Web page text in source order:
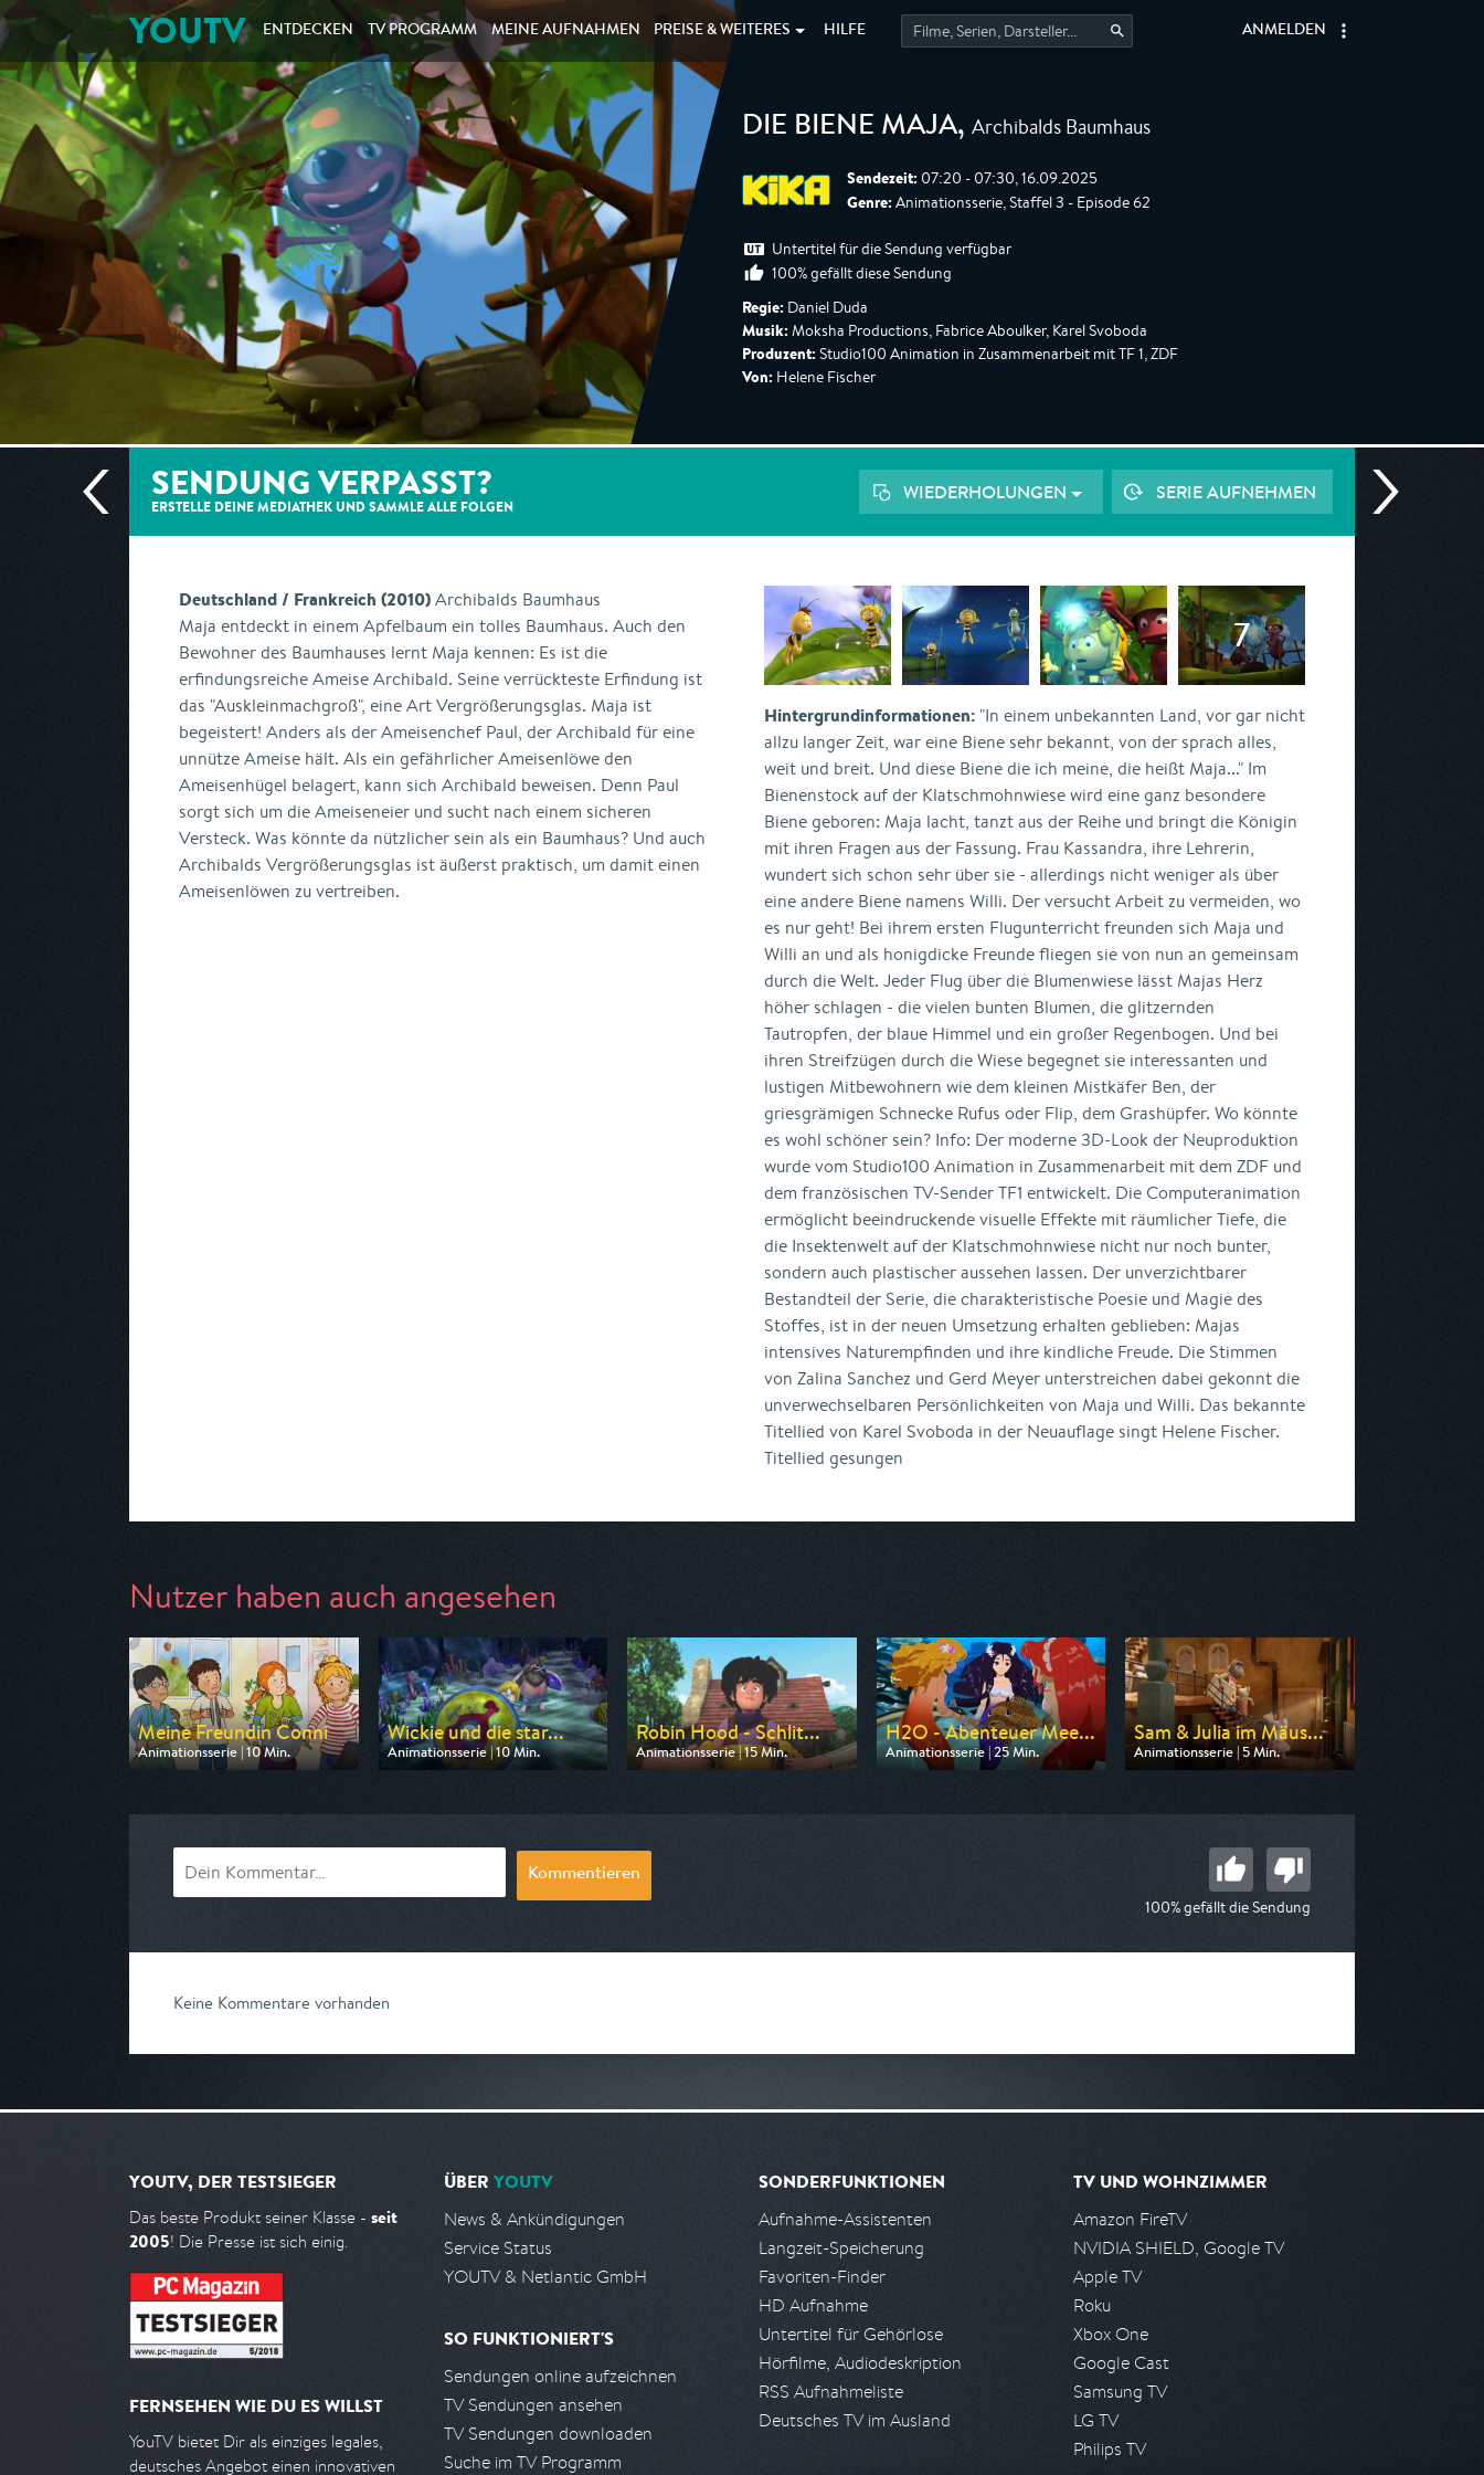
YOUTV ENTDECKEN TV PROGRAMM MEINE AUFNAHMEN PREISE & WEITERES HILFE ANMELDEN
DIE BIENE MAJA, Archibalds Baumhaus
Sendezeit: 07:20 - 07:30, 16.09.2025
Genre: Animationsserie, Staffel 3 - Episode 62
Untertitel für die Sendung verfügbar
100% gefällt diese Sendung
Regie: Daniel Duda
Musik: Moksha Productions, Fabrice Aboulker, Karel Svoboda
Produzent: Studio100 Animation in Zusammenarbeit mit TF 1, ZDF
Von: Helene Fischer
SENDUNG VERPASST?
ERSTELLE DEINE MEDIATHEK UND SAMMLE ALLE FOLGEN
SERIE AUFNEHMEN
WIEDERHOLUNGEN
Deutschland / Frankreich (2010)Archibalds Baumhaus
Maja entdeckt in einem Apfelbaum ein tolles Baumhaus. Auch den
Bewohner des Baumhauses lernt Maja kennen: Es ist die
erfindungsreiche Ameise Archibald. Seine verrückteste Erfindung ist
das "Auskleinmachgroß", eine Art Vergrößerungsglas. Maja ist
begeistert! Anders als der Ameisenchef Paul, der Archibald für eine
unnütze Ameise hält. Als ein gefährlicher Ameisenlöwe den
Ameisenhügel belagert, kann sich Archibald beweisen. Denn Paul
sorgt sich um die Ameiseneier und sucht nach einem sicheren
Versteck. Was könnte da nützlicher sein als ein Baumhaus? Und auch
Archibalds Vergrößerungsglas ist äußerst praktisch, um damit einen
Ameisenlöwen zu vertreiben.
Hintergrundinformationen: "In einem unbekannten Land, vor gar nicht
allzu langer Zeit, war eine Biene sehr bekannt, von der sprach alles,
weit und breit. Und diese Biene die ich meine, die heißt Maja..." Im
Bienenstock auf der Klatschmohnwiese wird eine ganz besondere
Biene geboren: Maja lacht, tanzt aus der Reihe und bringt die Königin
mit ihren Fragen aus der Fassung. Frau Kassandra, ihre Lehrerin,
wundert sich schon sehr über sie - allerdings nicht weniger als über
eine andere Biene namens Willi. Der versucht Arbeit zu vermeiden, wo
es nur geht! Bei ihrem ersten Flugunterricht freunden sich Maja und
Willi an und als honigdicke Freunde fliegen sie von nun an gemeinsam
durch die Welt. Jeder Flug über die Blumenwiese lässt Majas Herz
höher schlagen - die vielen bunten Blumen, die glitzernden
Tautropfen, der blaue Himmel und ein großer Regenbogen. Und bei
ihren Streifzügen durch die Wiese begegnet sie interessanten und
lustigen Mitbewohnern wie dem kleinen Mistkäfer Ben, der
griesgrämigen Schnecke Rufus oder Flip, dem Grashüpfer. Wo könnte
es wohl schöner sein? Info: Der moderne 3D-Look der Neuproduktion
wurde vom Studio100 Animation in Zusammenarbeit mit dem ZDF und
dem französischen TV-Sender TF1 entwickelt. Die Computeranimation
ermöglicht beeindruckende visuelle Effekte mit räumlicher Tiefe, die
die Insektenwelt auf der Klatschmohnwiese nicht nur noch bunter,
sondern auch plastischer aussehen lassen. Der unverzichtbarer
Bestandteil der Serie, die charakteristische Poesie und Magie des
Stoffes, ist in der neuen Umsetzung erhalten geblieben: Majas
intensives Naturempfinden und ihre kindliche Freude. Die Stimmen
von Zalina Sanchez und Gerd Meyer unterstreichen dabei gekonnt die
unverwechselbaren Persönlichkeiten von Maja und Willi. Das bekannte
Titellied von Karel Svoboda in der Neuauflage singt Helene Fischer.
Titellied gesungen
Nutzer haben auch angesehen
Meine Freundin Conni
Animationsserie | 10 Min.
Ausgestrahlt von ZDF
Wickie und die star...
Animationsserie | 10 Min.
Ausgestrahlt von ZDF
Robin Hood - Schlit...
Animationsserie | 15 Min.
Ausgestrahlt von ZDF
H2O - Abenteuer Mee...
Animationsserie | 25 Min.
Ausgestrahlt von ZDF
Sam & Julia im Mäus...
Animationsserie | 5 Min.
Ausgestrahlt von ZDF
Kommentieren
100% gefällt die Sendung
Keine Kommentare vorhanden
YOUTV, DER TESTSIEGER
Das beste Produkt seiner Klasse - seit
2005! Die Presse ist sich einig.
FERNSEHEN WIE DU ES WILLST
YouTV bietet Dir als einziges legales,
deutsches Angebot einen innovativen
ÜBER YOUTV
News & Ankündigungen
Service Status
YOUTV & Netlantic GmbH
SO FUNKTIONIERT'S
Sendungen online aufzeichnen
TV Sendungen ansehen
TV Sendungen downloaden
Suche im TV Programm
SONDERFUNKTIONEN
Aufnahme-Assistenten
Langzeit-Speicherung
Favoriten-Finder
HD Aufnahme
Untertitel für Gehörlose
Hörfilme, Audiodeskription
RSS Aufnahmeliste
Deutsches TV im Ausland
TV UND WOHNZIMMER
Amazon FireTV
NVIDIA SHIELD, Google TV
Apple TV
Roku
Xbox One
Google Cast
Samsung TV
LG TV
Philips TV